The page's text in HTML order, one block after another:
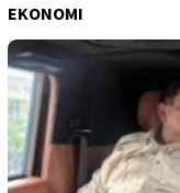
EKONOMI